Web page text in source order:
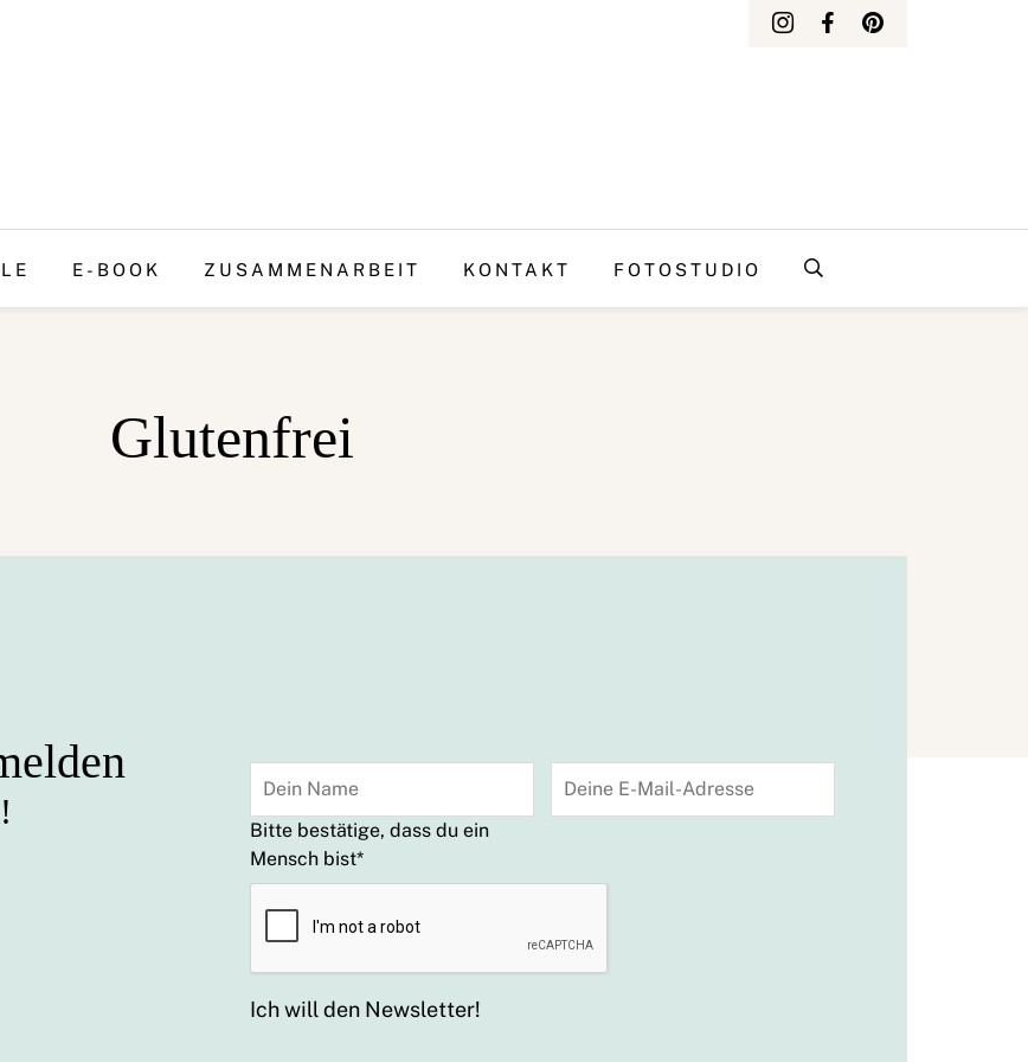
E-BOOK ZUSAMMENARBEIT KONTAKT FOTOSTUDIO
Glutenfrei
Bitte bestätige, dass du ein
Mensch bist*
Ich will den Newsletter!